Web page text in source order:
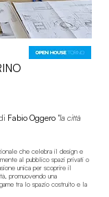
Fabio Oggero "la città
che celebra il design e
al pubblico spazi privati o
unica per scoprire il
promuovendo una
tra lo spazio costruito e la